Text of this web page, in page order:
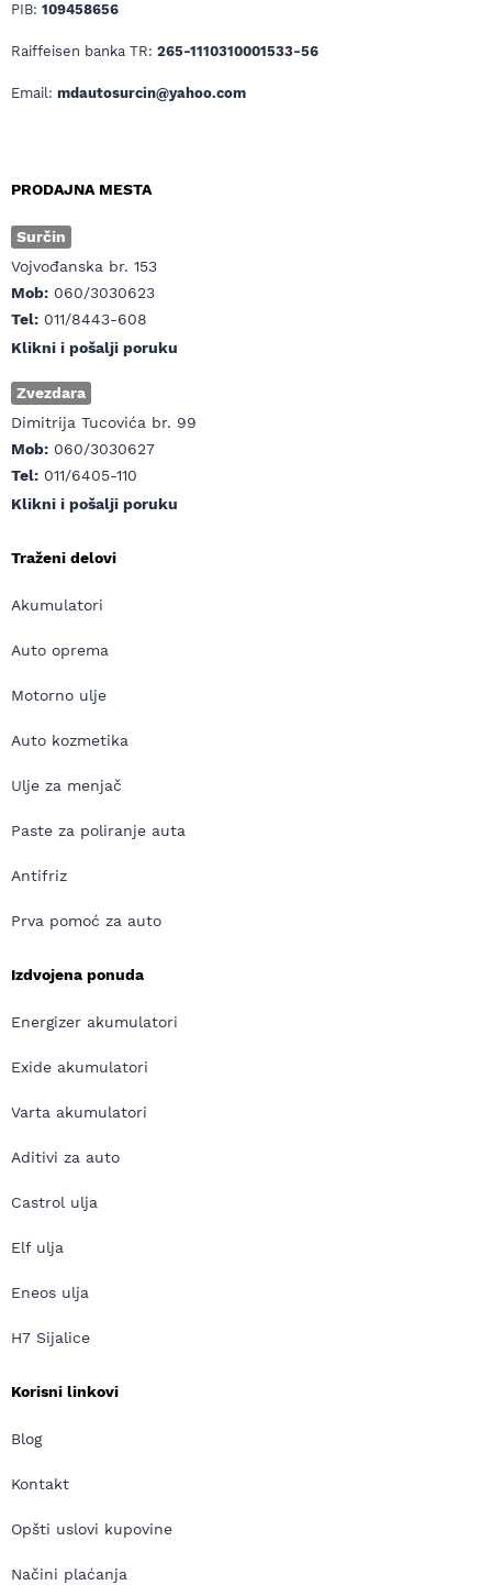
PIB: 109458656
Raiffeisen banka TR: 265-1110310001533-56
Email: mdautosurcin@yahoo.com
PRODAJNA MESTA
Surčin
Vojvođanska br. 153
Mob: 060/3030623
Tel: 011/8443-608
Klikni i pošalji poruku
Zvezdara
Dimitrija Tucovića br. 99
Mob: 060/3030627
Tel: 011/6405-110
Klikni i pošalji poruku
Traženi delovi
Akumulatori
Auto oprema
Motorno ulje
Auto kozmetika
Ulje za menjač
Paste za poliranje auta
Antifriz
Prva pomoć za auto
Izdvojena ponuda
Energizer akumulatori
Exide akumulatori
Varta akumulatori
Aditivi za auto
Castrol ulja
Elf ulja
Eneos ulja
H7 Sijalice
Korisni linkovi
Blog
Kontakt
Opšti uslovi kupovine
Načini plaćanja